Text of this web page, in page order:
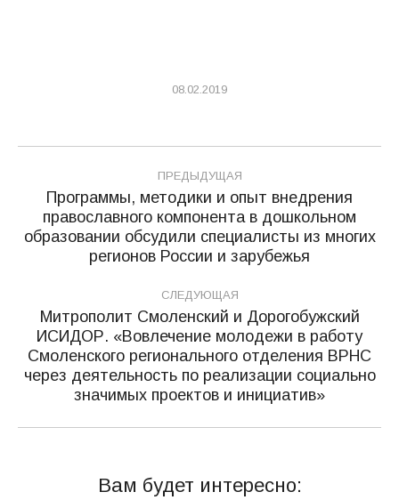
08.02.2019
Навигация
по
записям
ПРЕДЫДУЩАЯ
Предыдущая
запись:
Программы, методики и опыт внедрения
православного компонента в дошкольном
образовании обсудили специалисты из многих
регионов России и зарубежья
СЛЕДУЮЩАЯ
Следующая
запись:
Митрополит Смоленский и Дорогобужский
ИСИДОР. «Вовлечение молодежи в работу
Смоленского регионального отделения ВРНС
через деятельность по реализации социально
значимых проектов и инициатив»
Вам будет интересно: